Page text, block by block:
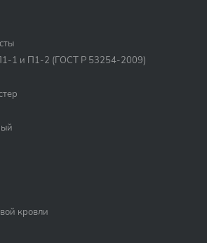
1 и П1-2 (ГОСТ Р 53254-2009)
кровли